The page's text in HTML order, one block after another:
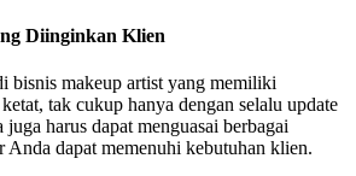
Diinginkan Klien
bisnis makeup artist yang memiliki
tak cukup hanya dengan selalu update
harus dapat menguasai berbagai
Anda dapat memenuhi kebutuhan klien.